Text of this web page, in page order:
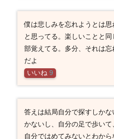
僕は悲しみを忘れようとは
と思ってる。楽しいことと
部覚えてる。多分、それは
だよ
いいね 9
答えは結局自分で探すしか
かないし、自分の足で歩いて
自分ではめてみないとわか